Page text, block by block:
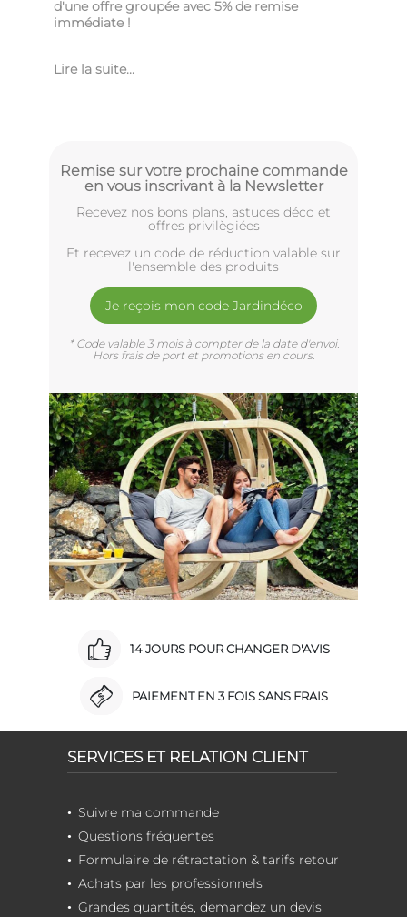
d'une offre groupée avec 5% de remise
immédiate !
Lire la suite...
Remise sur votre prochaine commande
en vous inscrivant à la Newsletter
Recevez nos bons plans, astuces déco et
offres privilègiées
Et recevez un code de réduction valable sur
l'ensemble des produits
Je reçois mon code Jardindéco
* Code valable 3 mois à compter de la date d'envoi.
Hors frais de port et promotions en cours.
14 JOURS POUR CHANGER D'AVIS
PAIEMENT EN 3 FOIS SANS FRAIS
SERVICES ET RELATION CLIENT
Suivre ma commande
Questions fréquentes
Formulaire de rétractation & tarifs retour
Achats par les professionnels
Grandes quantités, demandez un devis